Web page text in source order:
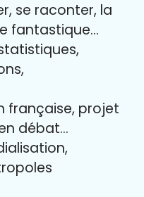
se raconter, la
fantastique…
française, projet
débat…